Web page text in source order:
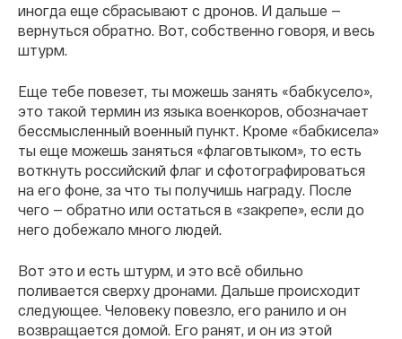
иногда еще сбрасывают с дронов. И дальше —
вернуться обратно. Вот, собственно говоря, и весь
штурм.
Еще тебе повезет, ты можешь занять «бабкусело»,
это такой термин из языка военкоров, обозначает
бессмысленный военный пункт. Кроме «бабкисела»
ты еще можешь заняться «флаговтыком», то есть
воткнуть российский флаг и сфотографироваться
на его фоне, за что ты получишь награду. После
чего — обратно или остаться в «закрепе», если до
него добежало много людей.
Вот это и есть штурм, и это всё обильно
поливается сверху дронами. Дальше происходит
следующее. Человеку повезло, его ранило и он
возвращается домой. Его ранят, и он из этой